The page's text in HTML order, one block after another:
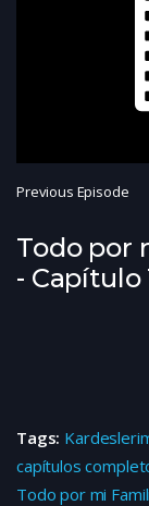
Previous Episode
Todo por
- Capítulo
Tags:
capítulos
Todo por mi